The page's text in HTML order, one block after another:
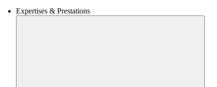
Expertises & Prestations